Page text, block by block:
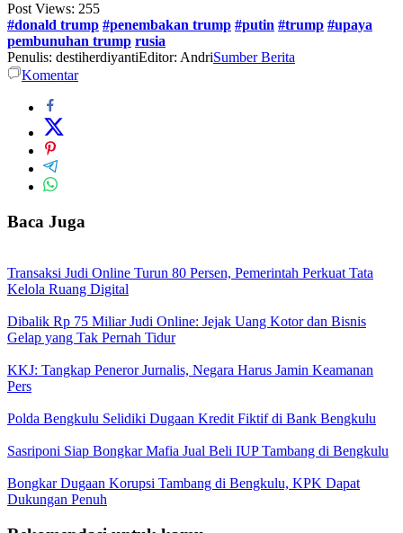
Post Views: 255
#donald trump #penembakan trump #putin #trump #upaya
pembunuhan trump rusia
Penulis: destiherdiyantiEditor: AndriSumber Berita
Komentar
Baca Juga
Transaksi Judi Online Turun 80 Persen, Pemerintah Perkuat Tata
Kelola Ruang Digital
Dibalik Rp 75 Miliar Judi Online: Jejak Uang Kotor dan Bisnis
Gelap yang Tak Pernah Tidur
KKJ: Tangkap Peneror Jurnalis, Negara Harus Jamin Keamanan
Pers
Polda Bengkulu Selidiki Dugaan Kredit Fiktif di Bank Bengkulu
Sasriponi Siap Bongkar Mafia Jual Beli IUP Tambang di Bengkulu
Bongkar Dugaan Korupsi Tambang di Bengkulu, KPK Dapat
Dukungan Penuh